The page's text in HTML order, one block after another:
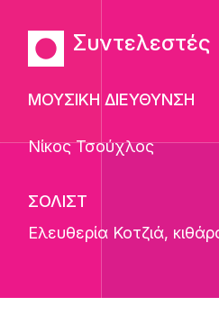
Συντελεστές
ΜΟΥΣΙΚΗ ΔΙΕΥΘΥΝΣΗ
Νίκος Τσούχλος
ΣΟΛΙΣΤ
Ελευθερία Κοτζιά,